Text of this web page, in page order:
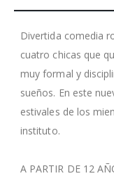
Divertida comedia
cuatro chicas que
muy formal y
sueños. En este
estivales de los
instituto.
A PARTIR DE 12